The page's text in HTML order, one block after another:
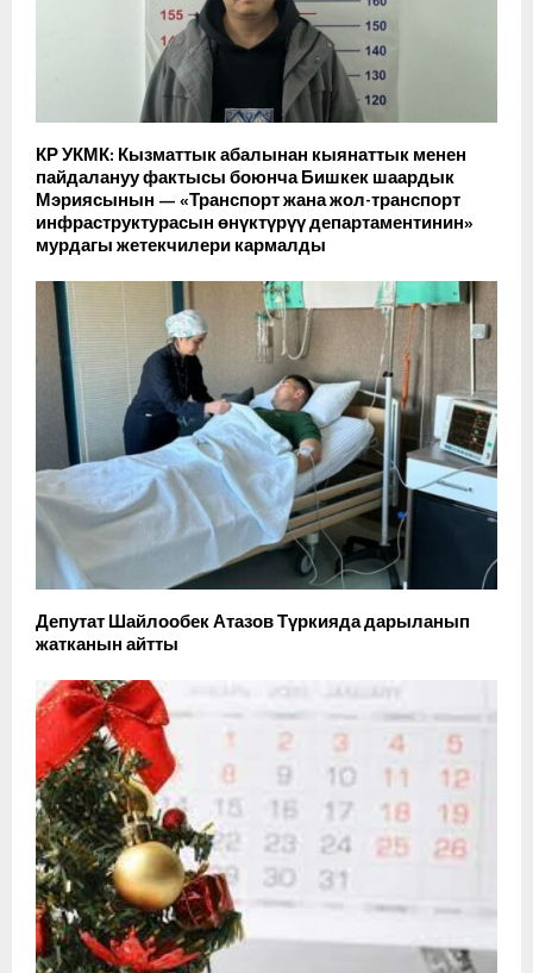
КР УКМК: Кызматтык абалынан кыянаттык менен
пайдалануу фактысы боюнча Бишкек шаардык
Мэриясынын — «Транспорт жана жол-транспорт
инфраструктурасын өнүктүрүү департаментинин»
мурдагы жетекчилери кармалды
Депутат Шайлообек Атазов Түркияда дарыланып
жатканын айтты